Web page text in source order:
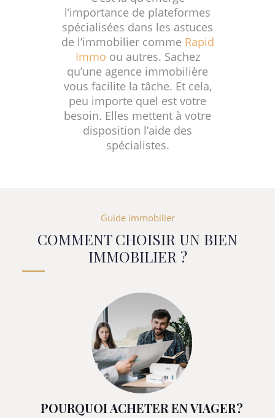
l’importance de plateformes
spécialisées dans les astuces
de l’immobilier comme Rapid
Immo ou autres. Sachez
qu’une agence immobilière
vous facilite la tâche. Et cela,
peu importe quel est votre
besoin. Elles mettent à votre
disposition l’aide des
spécialistes.
Guide immobilier
COMMENT CHOISIR UN BIEN
IMMOBILIER ?
POURQUOI ACHETER EN VIAGER ?